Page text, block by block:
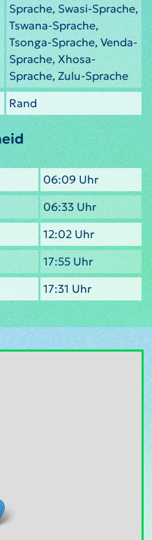
Sprache, Swasi-Sprache,
Tswana-Sprache,
Tsonga-Sprache, Venda-
Sprache, Xhosa-
Sprache, Zulu-Sprache
Rand
06:09 Uhr
06:33 Uhr
12:02 Uhr
17:55 Uhr
17:31 Uhr